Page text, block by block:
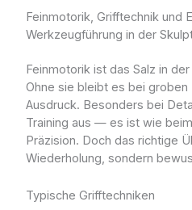
Feinmotorik, Grifftechnik und
Werkzeugführung in der
Feinmotorik ist das Salz in
Ohne sie bleibt es bei
Ausdruck. Besonders bei
Training aus — es ist wie
Präzision. Doch das richtige
Wiederholung, sondern
Typische Grifftechniken